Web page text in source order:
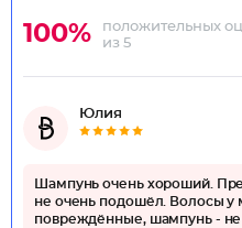
100%
положительных
из 5
Юлия
Шампунь очень хороший.
не очень подошёл. Волосы у
повреждённые, шампунь - не